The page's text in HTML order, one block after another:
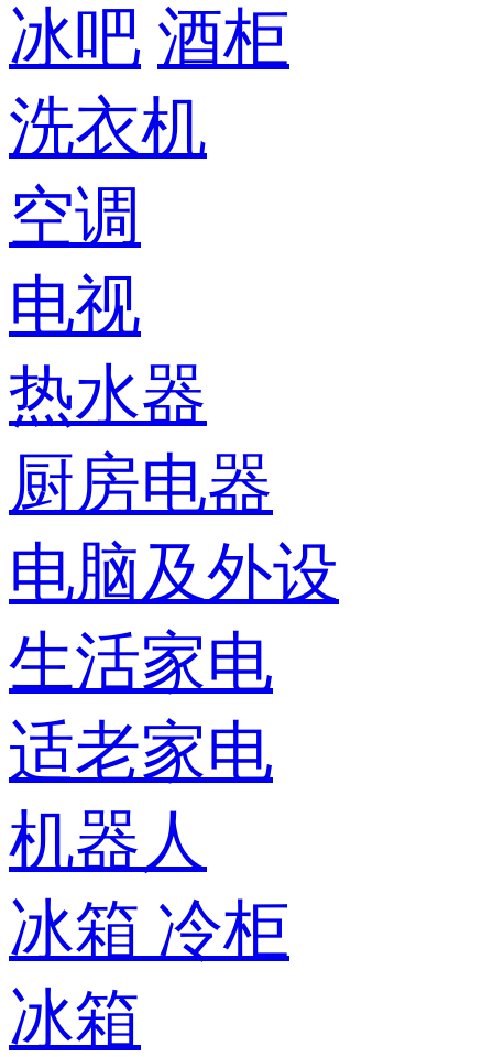
冰吧 酒柜
洗衣机
空调
电视
热水器
厨房电器
电脑及外设
生活家电
适老家电
机器人
冰箱 冷柜
冰箱